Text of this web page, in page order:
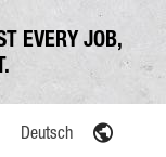
EVERY JOB,
Deutsch